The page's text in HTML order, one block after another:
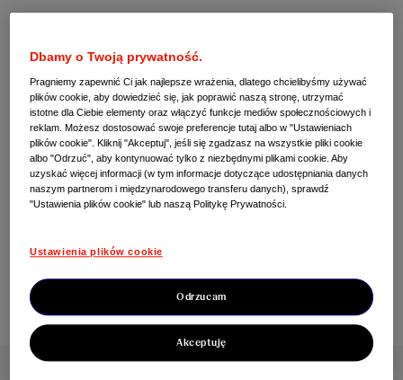
Pluszakoterapia z Jelonkiem
Jankiem już po raz drugi
Janssen, we współpracy z Fundacją
Zaczytani, rozpoczęli drugą edycję programu
“Pluszakoterapia z Jelonkiem Jankiem”.
Dbamy o Twoją prywatność.
Pragniemy zapewnić Ci jak najlepsze wrażenia, dlatego chcielibyśmy używać
plików cookie, aby dowiedzieć się, jak poprawić naszą stronę, utrzymać
istotne dla Ciebie elementy oraz włączyć funkcje mediów społecznościowych i
reklam. Możesz dostosować swoje preferencje tutaj albo w "Ustawieniach
plików cookie". Kliknij "Akceptuj", jeśli się zgadzasz na wszystkie pliki cookie
albo "Odrzuć", aby kontynuować tylko z niezbędnymi plikami cookie. Aby
uzyskać więcej informacji (w tym informacje dotyczące udostępniania danych
naszym partnerom i międzynarodowego transferu danych), sprawdź
"Ustawienia plików cookie" lub naszą Politykę Prywatności.
Ustawienia plików cookie
Odrzucam
Akceptuję